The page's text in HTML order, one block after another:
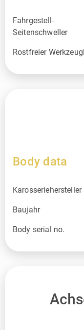
Fahrgestell-
Seitenschweller
Rostfreier
Body data
Karosseriehersteller
Baujahr
Body serial no.